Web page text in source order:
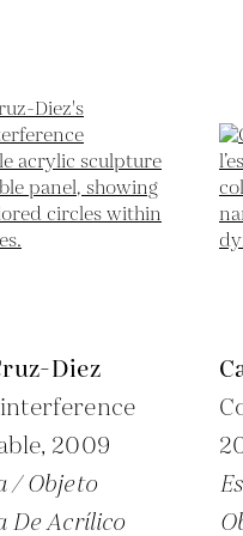
Diez
2009
/ Objeto
De Acrílico